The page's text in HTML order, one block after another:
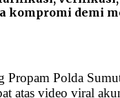
kompromi demi
Polda
atas video viral